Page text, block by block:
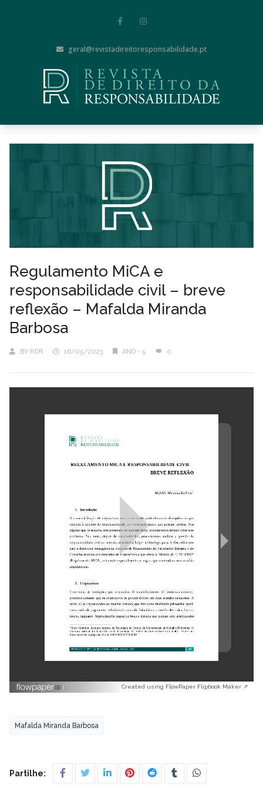
geral@revistadireitoresponsabilidade.pt
Regulamento MiCA e
responsabilidade civil – breve
reflexão – Mafalda Miranda
Barbosa
BY RDR 16/05/2023 ANO - 5 0
Created using FlowPaper Flipbook Maker ↗
Mafalda Miranda Barbosa
Partilhe: